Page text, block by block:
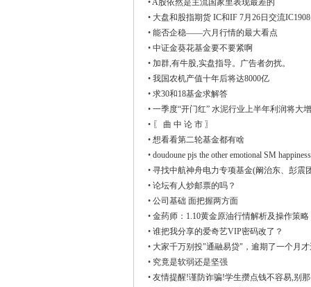
•A股依然是主流国家里表现最差的
• 大盘和股指期货 IC和IF 7月26日交流
• 能否企稳——六月行情的最大看点
• 中证金葵花基金要不要紧啊
• 加群,有牛股,实盘指导。广告者勿扰。
• 我国农机产值十年后将达8000亿
• 求30和18基金求解答
• 一季度“开门红” 水泥行业上半年利润将大增
• 〖 曲 中 论 市 〗
• 想看看第二轮基金都有啥
• doudoune pjs the other emotional SM happiness
• 寻找中航神舟电力专项基金(阚治东、彭震
• 论坛有人炒邮票的吗？
• 公司基础 面把握两方面
• 金药师：1.10黄金原油行情解析及操作策略
• 谁把我分享的爱奇艺VIP密码改了？
• 大家千万别投"通融易贷"，逾期了一个月
• 究竟是软弱还是坚强
• 友情提醒!谨防诈骗!学生攒点钱不容易,别